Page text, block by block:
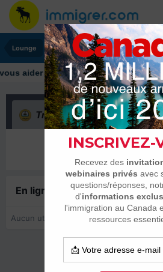
Lounge
Triste (0)
Il n’y a encore
En ligne récemment0 membre
Aucun utilisateur enregistré regarde